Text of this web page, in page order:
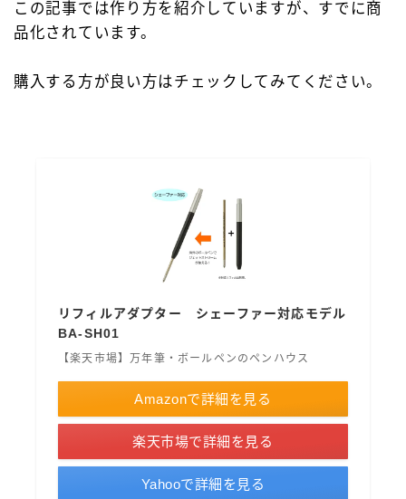
Safari ローラーボール
その他 文房具 その他 筆記具 ぺんてる
オロビアンコ［OROBIANCO］
カランダッシュ［CARAN-D'ACHE］
ガラスペン
サポートグッズ シャープペン ジェットストリーム
ゼブラ［ZEBRA］ トンボ鉛筆
パイロット［PILOT］ パーカー［PERKAR］
ファーバーカステル［Faber-Castell］
ペリカン［Pelikan］ ボールペン
ボールペンカスタマイズ モンテベルデ［Monteverde］
この記事では作り方を紹介していますが、すでに商
品化されています。
購入する方が良い方はチェックしてみてください。
リフィルアダプター シェーファー対応モデル
BA-SH01
【楽天市場】万年筆・ボールペンのペンハウス
Amazonで詳細を見る
楽天市場で詳細を見る
Yahooで詳細を見る